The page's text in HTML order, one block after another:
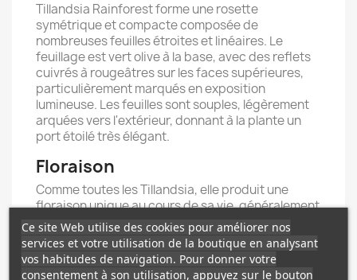
Tillandsia Rainforest forme une rosette
symétrique et compacte composée de
nombreuses feuilles étroites et linéaires. Le
feuillage est vert olive à la base, avec des reflets
cuivrés à rougeâtres sur les faces supérieures,
particulièrement marqués en exposition
lumineuse. Les feuilles sont souples, légèrement
arquées vers l'extérieur, donnant à la plante un
port étoilé très élégant.
Floraison
Comme toutes les Tillandsia, elle produit une
floraison unique au cours de sa vie, généralement
sous forme d'une hampe florale aux bractées
colorées et de petites fleurs tubulaires. Après la
floraison, la plante émet des rejets (keikis) qui
assurent sa pérennité.
Ce site Web utilise des cookies pour améliorer nos
services et votre utilisation de la boutique en analysant
vos habitudes de navigation. Pour donner votre
consentement à son utilisation, appuyez sur le bouton